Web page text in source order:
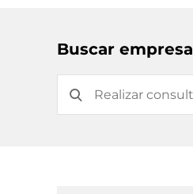
Buscar empresa